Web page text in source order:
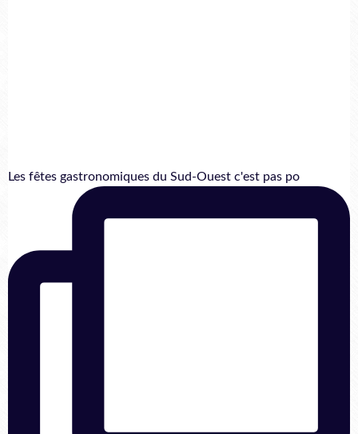
Les fêtes gastronomiques du Sud-Ouest c'est pas po